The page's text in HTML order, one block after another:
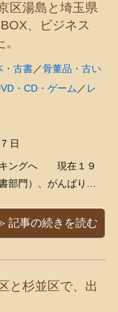
つまんでご ...
区湯島と埼玉県
、ビジネス
・古書／骨董品・古い
・CD・ゲーム／ レ
日
キングへ 現在１９
部門）、がんばりま
かたとお知り合いに
あたりは後々また詳
ていた小笠 ...
記事の続きを読む
と杉並区で、出